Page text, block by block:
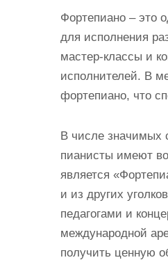
Фортепиано – это
для исполнения
мастер-классы и
исполнителей. В
фортепиано, что
В числе значимых
пианисты имеют
является
и из других
педагогами и
международной
получить ценную